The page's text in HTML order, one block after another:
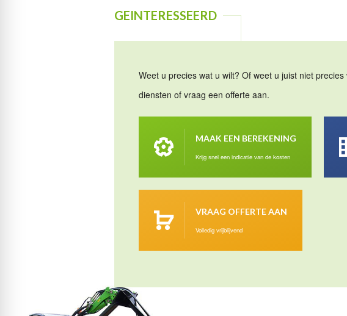
GEINTERESSEERD
Weet u precies wat u wilt? Of weet u juist niet
diensten of vraag een offerte aan.
MAAK EEN BEREKENING
Krijg snel een indicatie van de kosten
VRAAG OFFERTE AAN
Volledig vrijblijvend